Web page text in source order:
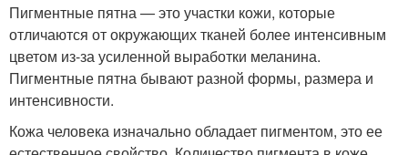
Пигментные пятна — это участки кожи, которые
отличаются от окружающих тканей более интенсивным
цветом из-за усиленной выработки меланина.
Пигментные пятна бывают разной формы, размера и
интенсивности.
Кожа человека изначально обладает пигментом, это ее